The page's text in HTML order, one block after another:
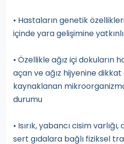
• Hastaların genetik
içinde yara gelişimine
• Özellikle ağız içi dokuların
açan ve ağız hijyenine
kaynaklanan
durumu
• Isırık, yabancı cisim
sert gıdalara bağlı fiziksel